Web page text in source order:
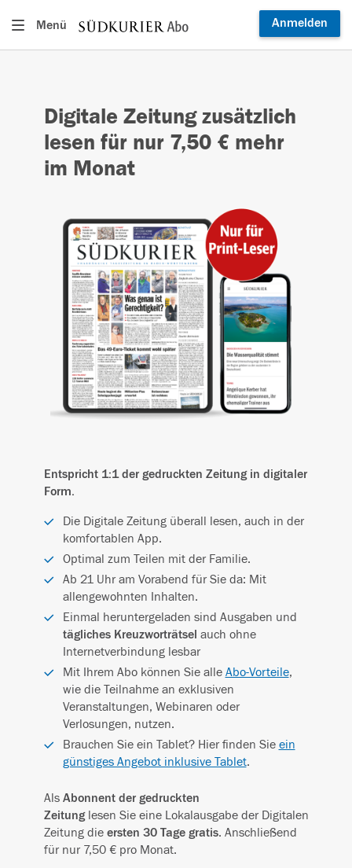
Menü Anmelden
Digitale Zeitung zusätzlich
lesen für nur 7,50 € mehr
im Monat
Entspricht 1:1 der gedruckten Zeitung in digitaler
Form.
Die Digitale Zeitung überall lesen, auch in der
komfortablen App.
Optimal zum Teilen mit der Familie.
Ab 21 Uhr am Vorabend für Sie da: Mit
allengewohnten Inhalten.
Einmal heruntergeladen sind Ausgaben und
tägliches Kreuzworträtsel auch ohne
Internetverbindung lesbar
Mit Ihrem Abo können Sie alle Abo-Vorteile,
wie die Teilnahme an exklusiven
Veranstaltungen, Webinaren oder
Verlosungen, nutzen.
Brauchen Sie ein Tablet? Hier finden Sie ein
günstiges Angebot inklusive Tablet.
Als Abonnent der gedruckten
Zeitunglesen Sie eine Lokalausgabe der Digitalen
Zeitung dieersten 30 Tage gratis. Anschließend
für nur 7,50 € pro Monat.